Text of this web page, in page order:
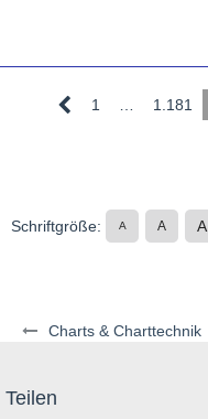
Charts & Charttechnik
1 1.181
Schriftgröße: A A A
Teilen